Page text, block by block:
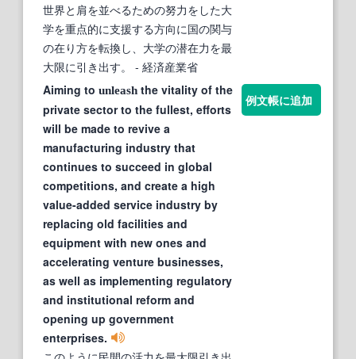
世界と肩を並べるための努力をした大
学を重点的に支援する方向に国の関与
の在り方を転換し、大学の潜在力を最
大限に引き出す。
- 経済産業省
Aiming to unleash the vitality of the
private sector to the fullest, efforts
will be made to revive a
manufacturing industry that
continues to succeed in global
competitions, and create a high
value-added service industry by
replacing old facilities and
equipment with new ones and
accelerating venture businesses,
as well as implementing regulatory
and institutional reform and
opening up government
enterprises.
例文帳に追加